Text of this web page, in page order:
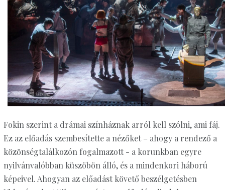
Fokin szerint a drámai színháznak arról kell szólni, ami fáj.
Ez az előadás szembesítette a nézőket – ahogy a rendező a
közönségtalálkozón fogalmazott - a korunkban egyre
nyilvánvalóbban küszöbön álló, és a mindenkori háború
képeivel. Ahogyan az előadást követő beszélgetésben